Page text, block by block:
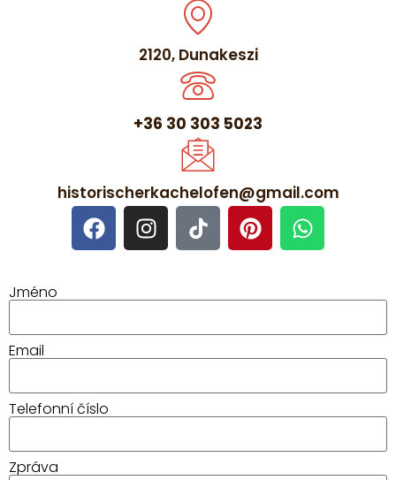
2120, Dunakeszi
+36 30 303 5023
historischerkachelofen@gmail.com
Jméno
Email
Telefonní číslo
Zpráva